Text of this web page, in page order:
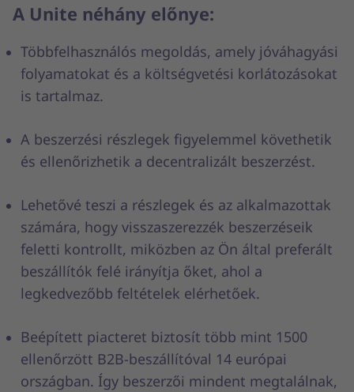
A Unite néhány előnye:
Többfelhasználós megoldás, amely jóváhagyási
folyamatokat és a költségvetési korlátozásokat
is tartalmaz.
A beszerzési részlegek figyelemmel követhetik
és ellenőrizhetik a decentralizált beszerzést.
Lehetővé teszi a részlegek és az alkalmazottak
számára, hogy visszaszerezzék beszerzéseik
feletti kontrollt, miközben az Ön által preferált
beszállítók felé irányítja őket, ahol a
legkedvezőbb feltételek elérhetőek.
Beépített piacteret biztosít több mint 1500
ellenőrzött B2B-beszállítóval 14 európai
országban. Így beszerzői mindent megtalálnak,